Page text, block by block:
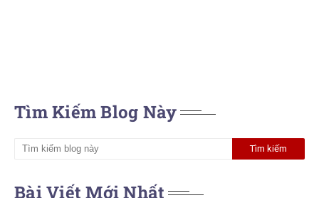
Tìm Kiếm Blog Này
Bài Viết Mới Nhất